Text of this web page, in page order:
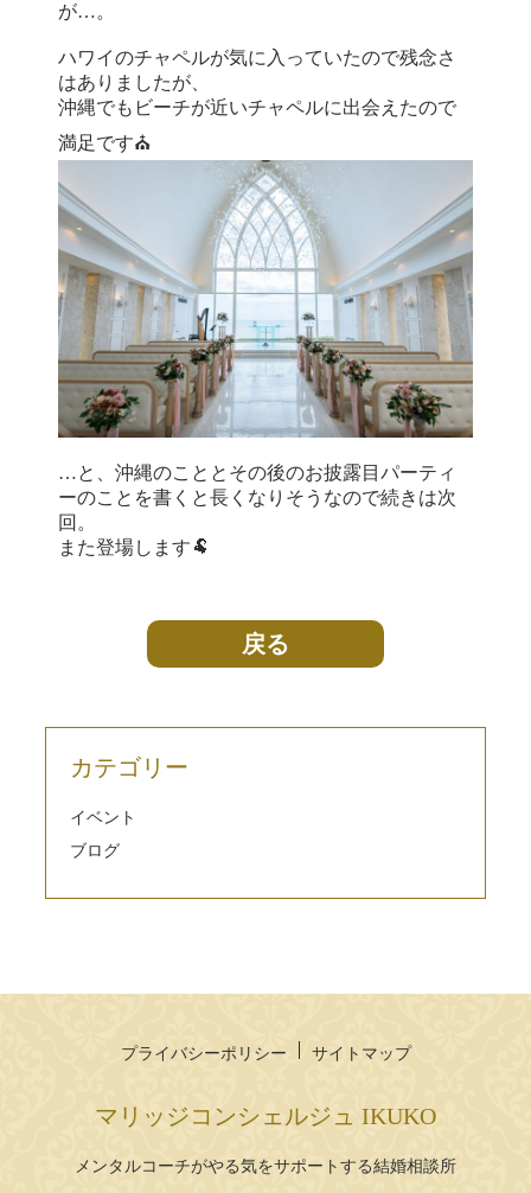
が…。
ハワイのチャペルが気に入っていたので残念さ
はありましたが、
沖縄でもビーチが近いチャペルに出会えたので
満足です⛪️
…と、沖縄のこととその後のお披露目パーティ
ーのことを書くと長くなりそうなので続きは次
回。
また登場します🐏
戻る
カテゴリー
イベント
ブログ
プライバシーポリシー サイトマップ
マリッジコンシェルジュ IKUKO
メンタルコーチがやる気をサポートする結婚相談所